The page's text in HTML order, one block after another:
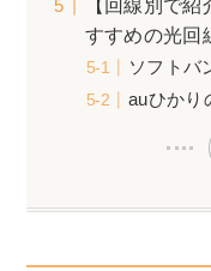
【回線別で
すすめの光回
ソフトバ
auひかり